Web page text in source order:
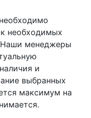
необходимых
Наши менеджеры
и
выбранных
максимум на